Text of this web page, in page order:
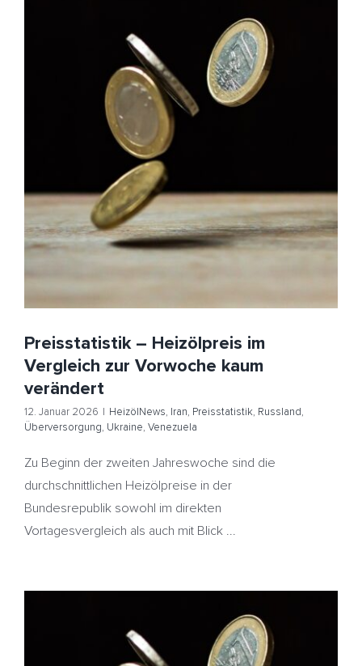
Preisstatistik – Heizölpreis im Vergleich zur Vorwoche
kaum verändert
HeizölNews Iran
Überversorgung Ukraine Venezuela
Preisstatistik – Heizölpreis im
Vergleich zur Vorwoche kaum
verändert
12. Januar 2026 | HeizölNews, Iran, Preisstatistik, Russland,
Überversorgung, Ukraine, Venezuela
Zu Beginn der zweiten Jahreswoche sind die
durchschnittlichen Heizölpreise in der
Bundesrepublik sowohl im direkten
Vortagesvergleich als auch mit Blick ...